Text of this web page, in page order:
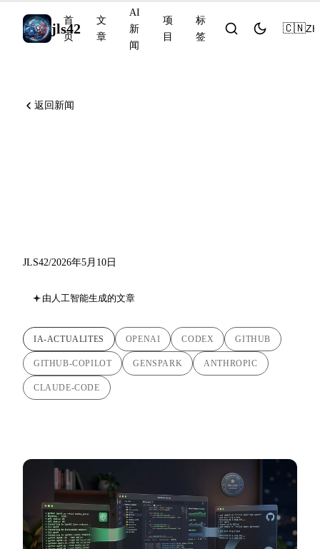
jls42
首
页
文
章
AI
新
闻
项
目
标
签
🇨🇳ZH
返回新闻
JLS42/2026年5月10日
由人工智能生成的文章
IA-ACTUALITES OPENAI CODEX GITHUB
GITHUB-COPILOT GENSPARK ANTHROPIC
CLAUDE-CODE